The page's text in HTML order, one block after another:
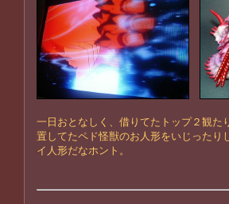
一日おとなしく、借りてたトップ２観た
置してたペド怪獣のお人形をいじったり
イ人形だなホント。